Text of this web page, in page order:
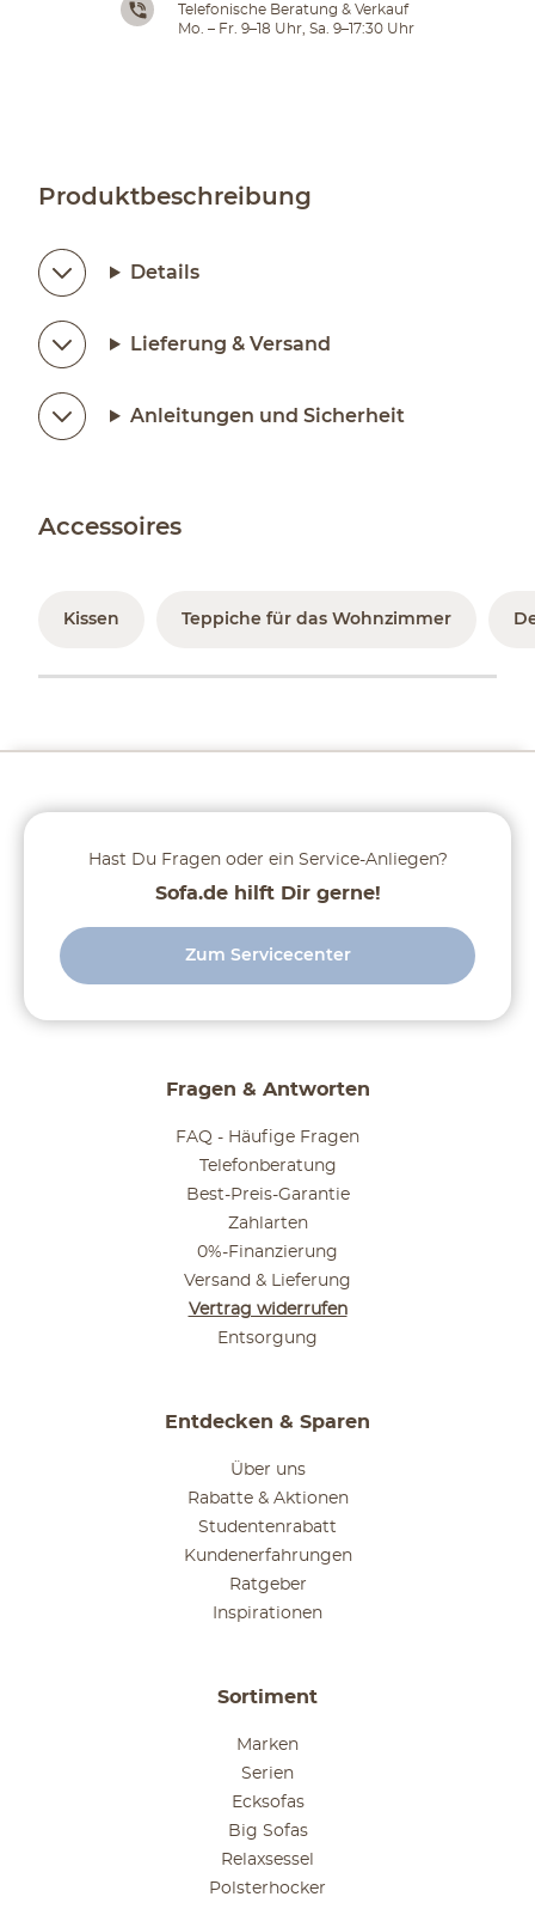
Telefonische Beratung & Verkauf
Mo. – Fr. 9–18 Uhr, Sa. 9–17:30 Uhr
Produktbeschreibung
Details
Lieferung & Versand
Anleitungen und Sicherheit
Accessoires
Kissen Teppiche für das Wohnzimmer
Fragen & Antworten
FAQ - Häufige Fragen
Telefonberatung
Best-Preis-Garantie
Zahlarten
0%-Finanzierung
Versand & Lieferung
Vertrag widerrufen
Entsorgung
Entdecken & Sparen
Über uns
Rabatte & Aktionen
Studentenrabatt
Kundenerfahrungen
Ratgeber
Inspirationen
Sortiment
Marken
Serien
Ecksofas
Big Sofas
Relaxsessel
Polsterhocker
Hast Du Fragen oder ein Service-Anliegen?
Sofa.de hilft Dir gerne!
Zum Servicecenter